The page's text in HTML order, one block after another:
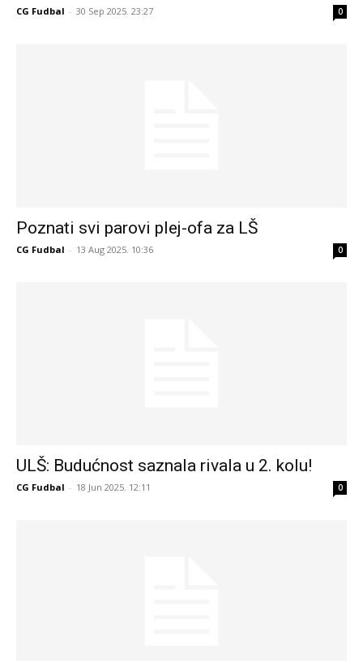
CG Fudbal - 30 Sep 2025. 23:27 0
Poznati svi parovi plej-ofa za LŠ
CG Fudbal - 13 Aug 2025. 10:36 0
ULŠ: Budućnost saznala rivala u 2. kolu!
CG Fudbal - 18 Jun 2025. 12:11 0